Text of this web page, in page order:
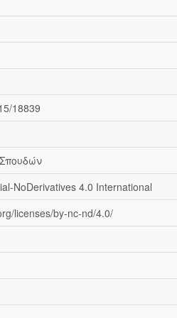
18839
NoDerivatives 4.0 International
licenses/by-nc-nd/4.0/